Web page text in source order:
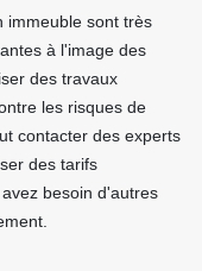
immeuble sont très
à l'image des
des travaux
les risques de
contacter des experts
des tarifs
besoin d'autres